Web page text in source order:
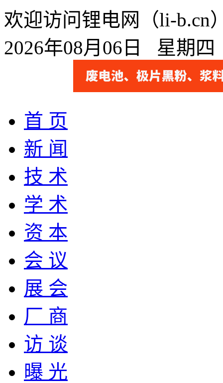
欢迎访问锂电网（li-b.cn
2026年08月06日 星期
首 页
新 闻
技 术
学 术
资 本
会 议
展 会
厂 商
访 谈
曝 光